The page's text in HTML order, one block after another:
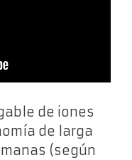
de iones
de larga
(según